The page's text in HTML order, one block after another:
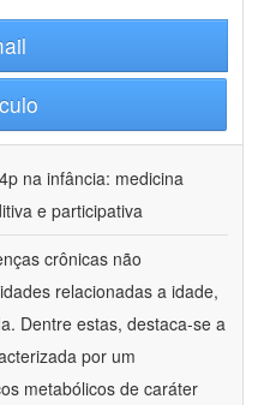
na infância: medicina
e participativa
crônicas não
relacionadas a idade,
Dentre estas, destaca-se a
por um
metabólicos de caráter